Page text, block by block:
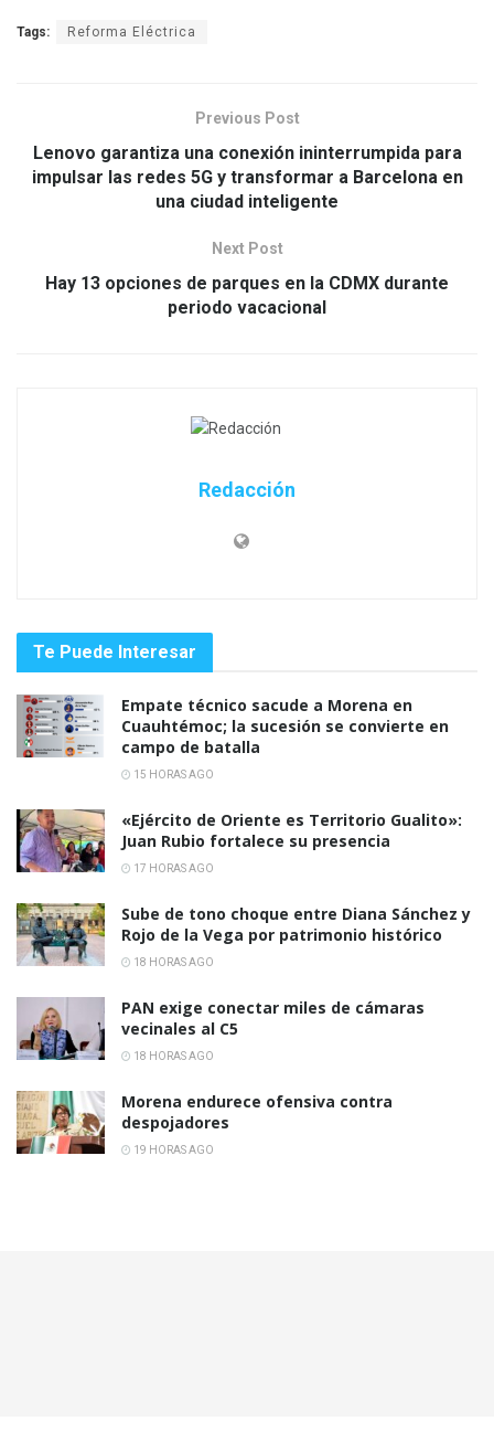
Tags: Reforma Eléctrica
Previous Post
Lenovo garantiza una conexión ininterrumpida para
impulsar las redes 5G y transformar a Barcelona en
una ciudad inteligente
Next Post
Hay 13 opciones de parques en la CDMX durante
periodo vacacional
Redacción
Te Puede Interesar
Empate técnico sacude a Morena en
Cuauhtémoc; la sucesión se convierte en
campo de batalla
15 HORAS AGO
«Ejército de Oriente es Territorio Gualito»:
Juan Rubio fortalece su presencia
17 HORAS AGO
Sube de tono choque entre Diana Sánchez y
Rojo de la Vega por patrimonio histórico
18 HORAS AGO
PAN exige conectar miles de cámaras
vecinales al C5
18 HORAS AGO
Morena endurece ofensiva contra
despojadores
19 HORAS AGO